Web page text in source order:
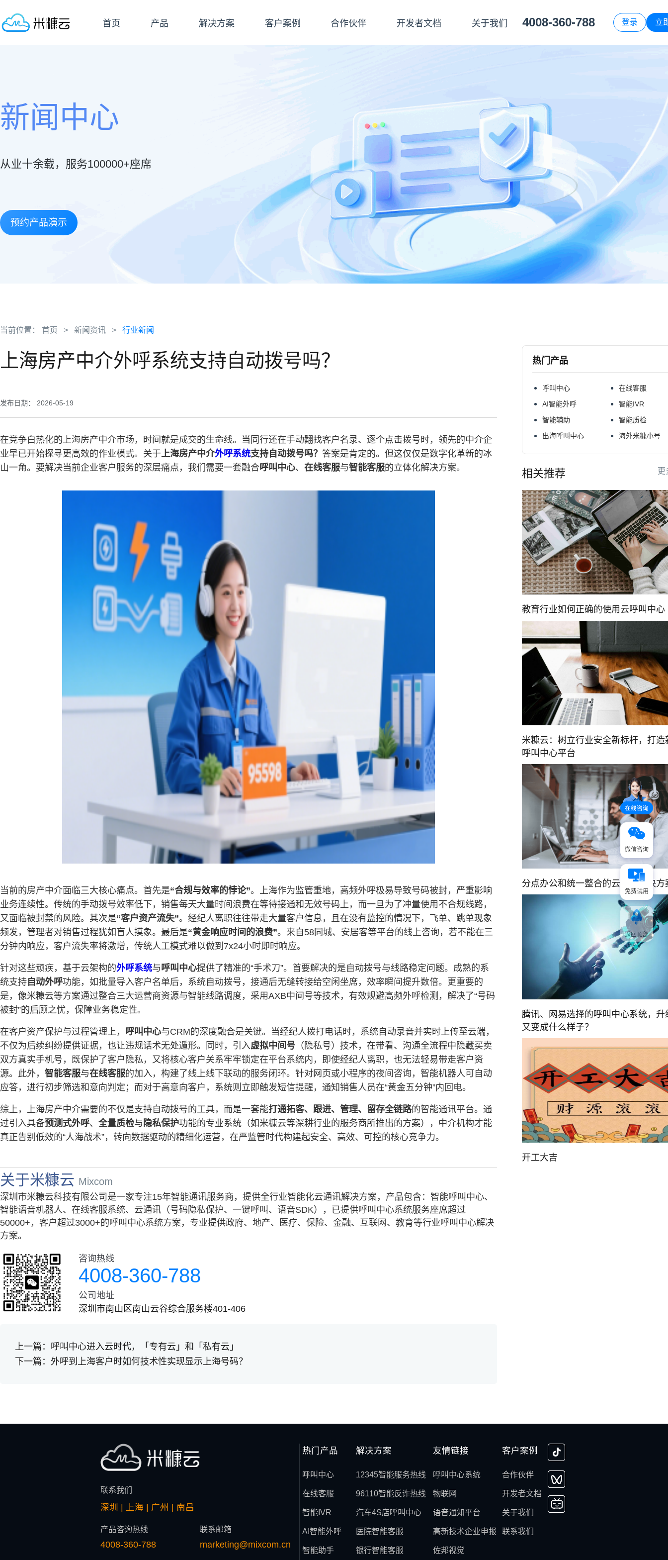
首页 产品 解决方案 客户案例 合作伙伴 开发者文档 关于我们 4008-360-788 登录 立
新闻中心
从业十余载，服务100000+座席
预约产品演示
当前位置： 首页 > 新闻资讯 > 行业新闻
上海房产中介外呼系统支持自动拨号吗？
发布日期： 2026-05-19
在竞争白热化的上海房产中介市场，时间就是成交的生命线。当同行还在手动翻找客户名录、逐个点击拨号时，领先的中介企
业早已开始探寻更高效的作业模式。关于上海房产中介外呼系统支持自动拨号吗？ 答案是肯定的。但这仅仅是数字化革新的冰
山一角。要解决当前企业客户服务的深层痛点，我们需要一套融合呼叫中心、 在线客服与智能客服的立体化解决方案。
当前的房产中介面临三大核心痛点。首先是“合规与效率的悖论”。上海作为监管重地，高频外呼极易导致号码被封，严重影响
业务连续性。传统的手动拨号效率低下，销售每天大量时间浪费在等待接通和无效号码上，而一旦为了冲量使用不合规线路，
又面临被封禁的风险。其次是“客户资产流失”。经纪人离职往往带走大量客户信息，且在没有监控的情况下，飞单、跳单现象
频发，管理者对销售过程犹如盲人摸象。最后是“黄金响应时间的浪费”。来自58同城、安居客等平台的线上咨询，若不能在三
分钟内响应，客户流失率将激增，传统人工模式难以做到7x24小时即时响应。
针对这些顽疾，基于云架构的外呼系统与呼叫中心提供了精准的“手术刀”。首要解决的是自动拨号与线路稳定问题。成熟的系
统支持 自动外呼功能，如批量导入客户名单后，系统自动拨号，接通后无缝转接给空闲坐席，效率瞬间提升数倍。更重要的
是，像米糠云等方案通过整合三大运营商资源与智能线路调度，采用AXB中间号等技术，有效规避高频外呼检测，解决了“号码
被封”的后顾之忧，保障业务稳定性。
在客户资产保护与过程管理上， 呼叫中心与CRM的深度融合是关键。当经纪人拨打电话时，系统自动录音并实时上传至云端，
不仅为后续纠纷提供证据，也让违规话术无处遁形。同时，引入虚拟中间号 （隐私号）技术，在带看、沟通全流程中隐藏买卖
双方真实手机号，既保护了客户隐私，又将核心客户关系牢牢锁定在平台系统内，即使经纪人离职，也无法轻易带走客户资
源。此外， 智能客服与在线客服的加入，构建了线上线下联动的服务闭环。针对网页或小程序的夜间咨询，智能机器人可自动
应答，进行初步筛选和意向判定；而对于高意向客户，系统则立即触发短信提醒，通知销售人员在“黄金五分钟”内回电。
综上，上海房产中介需要的不仅是支持自动拨号的工具，而是一套能打通拓客、跟进、管理、留存全链路的智能通讯平台。通
过引入具备预测式外呼、 全量质检与 隐私保护功能的专业系统（如米糠云等深耕行业的服务商所推出的方案），中介机构才能
真正告别低效的“人海战术”，转向数据驱动的精细化运营，在严监管时代构建起安全、高效、可控的核心竞争力。
关于米糠云 Mixcom
深圳市米糠云科技有限公司是一家专注15年智能通讯服务商，提供全行业智能化云通讯解决方案，产品包含：智能呼叫中心、
智能语音机器人、在线客服系统、云通讯（号码隐私保护、一键呼叫、语音SDK），已提供呼叫中心系统服务座席超过
50000+，客户超过3000+的呼叫中心系统方案，专业提供政府、地产、医疗、保险、金融、互联网、教育等行业呼叫中心解决
方案。
咨询热线
4008-360-788
公司地址
深圳市南山区南山云谷综合服务楼401-406
上一篇： 呼叫中心进入云时代，「专有云」和「私有云」
下一篇： 外呼到上海客户时如何技术性实现显示上海号码？
热门产品
呼叫中心
AI智能外呼
智能辅助
出海呼叫中心
在线客服
智能IVR
智能质检
海外米糠小号
相关推荐 更
教育行业如何正确的使用云呼叫中心
米糠云：树立行业安全新标杆，打造
呼叫中心平台
分点办公和统一整合的云客服解决方
腾讯、网易选择的呼叫中心系统，升
又变成什么样子？
开工大吉
联系我们
深圳 | 上海 | 广州 | 南昌
产品咨询热线
4008-360-788
联系邮箱
marketing@mixcom.cn
热门产品
呼叫中心
在线客服
智能IVR
AI智能外呼
智能助手
解决方案
12345智能服务热线
96110智能反诈热线
汽车4S店呼叫中心
医院智能客服
银行智能客服
友情链接
呼叫中心系统
物联网
语音通知平台
高新技术企业申报
佐邦视觉
客户案例
合作伙伴
开发者文档
关于我们
联系我们
微信咨询
免费试用
返回顶部